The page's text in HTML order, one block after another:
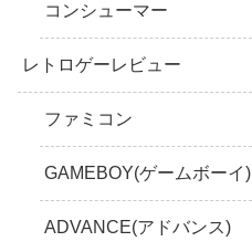
コンシューマー
レトロゲーレビュー
ファミコン
GAMEBOY(ゲームボーイ)
ADVANCE(アドバンス)